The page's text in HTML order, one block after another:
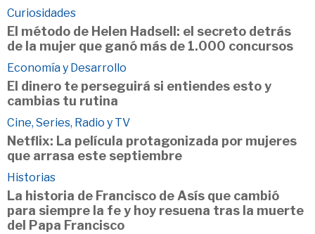
Curiosidades
El método de Helen Hadsell: el secreto detrás
de la mujer que ganó más de 1.000 concursos
Economía y Desarrollo
El dinero te perseguirá si entiendes esto y
cambias tu rutina
Cine, Series, Radio y TV
Netflix: La película protagonizada por mujeres
que arrasa este septiembre
Historias
La historia de Francisco de Asís que cambió
para siempre la fe y hoy resuena tras la muerte
del Papa Francisco